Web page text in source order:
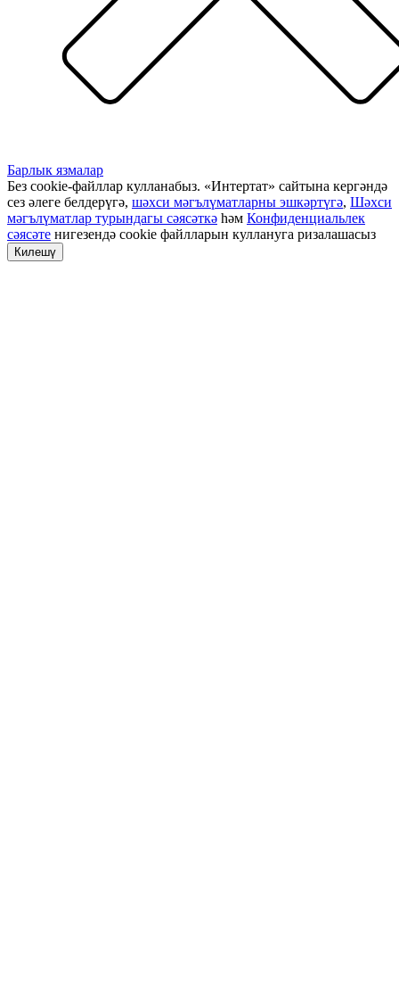
Барлык язмалар
Без cookie-файллар кулланабыз. «Интертат» сайтына кергәндә
сез әлеге белдерүгә, шәхси мәгълүматларны эшкәртүгә, Шәхси
мәгълүматлар турындагы сәясәткә һәм Конфиденциальлек
сәясәте нигезендә cookie файлларын куллануга ризалашасыз
Килешү